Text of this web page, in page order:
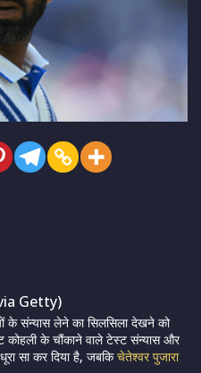
Getty)
के संन्यास लेने का सिलसिला देखने को
कोहली के चौंकाने वाले टेस्ट संन्यास और
सा कर दिया है, जबकिचेतेश्वर पुजारा